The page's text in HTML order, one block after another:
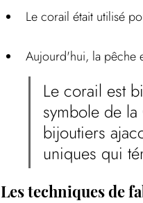
Le corail était utilisé
Aujourd'hui, la pêche
Le corail est
symbole de
bijoutiers
uniques qui
Les techniques de